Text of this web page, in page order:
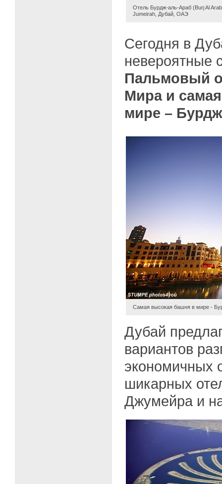
Отель Бурдж-аль-Араб (Burj Al
Jumeirah, Дубай, ОАЭ
Сегодня в
невероятные
Пальмовый
Мира и
мире –
Самая высокая башня в мире -
Дубай
вариантов
экономичных
шикарных
Джумейра и